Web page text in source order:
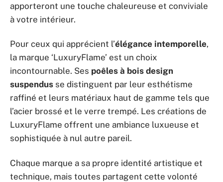
apporteront une touche chaleureuse et conviviale
à votre intérieur.
Pour ceux qui apprécient l’élégance intemporelle,
la marque ‘LuxuryFlame’ est un choix
incontournable. Ses poêles à bois design
suspendus se distinguent par leur esthétisme
raffiné et leurs matériaux haut de gamme tels que
l’acier brossé et le verre trempé. Les créations de
LuxuryFlame offrent une ambiance luxueuse et
sophistiquée à nul autre pareil.
Chaque marque a sa propre identité artistique et
technique, mais toutes partagent cette volonté